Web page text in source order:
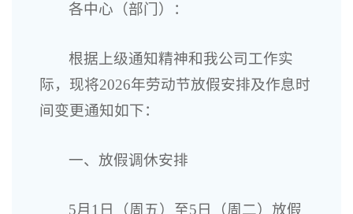
各中心（部门）：
根据上级通知精神和我公司工作实
际，现将2026年劳动节放假安排及作息时
间变更通知如下：
一、放假调休安排
5月1日（周五）至5日（周二）放假